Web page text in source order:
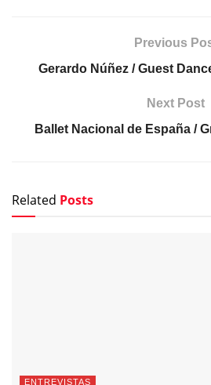
Previous
Gerardo Núñez / Guest
Next Post
Ballet Nacional de España /
Related Posts
ENTREVISTAS